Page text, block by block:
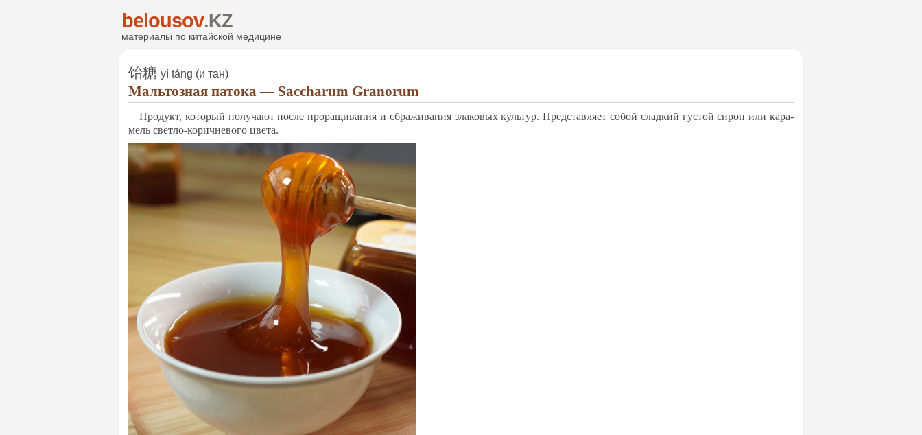
belousov.KZ
ма­те­ри­алы по ки­тай­ской ме­ди­ци­не
饴糖 yí táng (и тан)
Маль­тоз­ная па­то­ка — Saccharum Granorum
Про­дукт, ко­то­рый по­лу­ча­ют пос­ле про­ра­щи­ва­ния и сбра­жи­ва­ния зла­ко­вых куль­тур. Предс­тав­ля­ет со­бой слад­кий гус­той си­роп или ка­ра­
мель свет­ло-ко­рич­не­во­го цве­та.